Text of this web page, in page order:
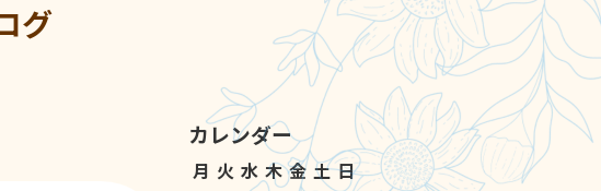
グ
カレンダー
月 火 水 木 金 土 日